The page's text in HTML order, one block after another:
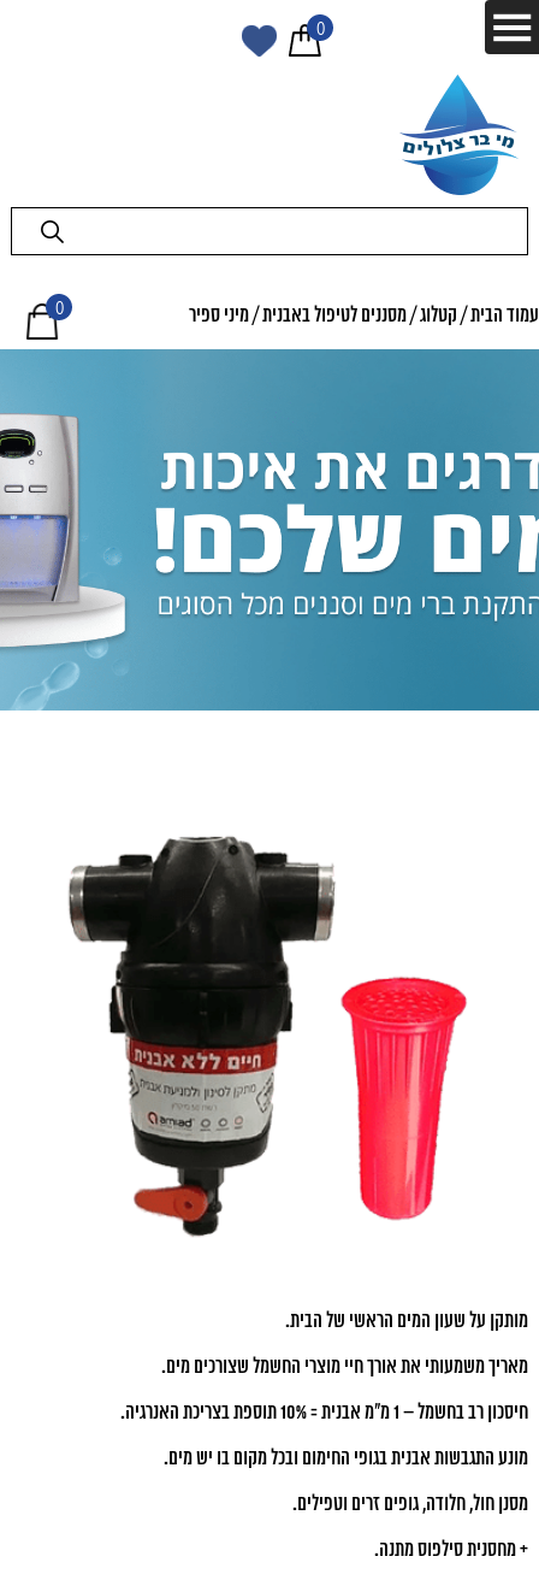
0
0 עמוד הבית/ קטלוג/מסננים לטיפול באבנית/ מיני ספיר
מותקן על שעון המים הראשי של הבית​.
מאריך משמעותי את אורך חיי מוצרי החשמל שצורכים מים.
חיסכון רב בחשמל – 1 מ"מ אבנית = 10% תוספת בצריכת האנרגיה.
מונע התגבשות אבנית בגופי החימום ובכל מקום בו יש מים.
מסנן חול, חלודה, גופים זרים וטפילים.
+ מחסנית סילפוס מתנה.